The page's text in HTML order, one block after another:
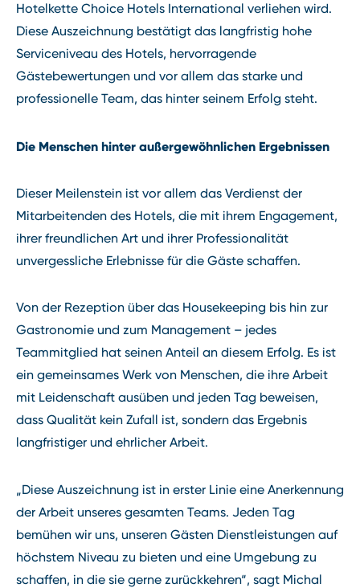
Hotelkette Choice Hotels International verliehen wird.
Diese Auszeichnung bestätigt das langfristig hohe
Serviceniveau des Hotels, hervorragende
Gästebewertungen und vor allem das starke und
professionelle Team, das hinter seinem Erfolg steht.
Die Menschen hinter außergewöhnlichen Ergebnissen
Dieser Meilenstein ist vor allem das Verdienst der
Mitarbeitenden des Hotels, die mit ihrem Engagement,
ihrer freundlichen Art und ihrer Professionalität
unvergessliche Erlebnisse für die Gäste schaffen.
Von der Rezeption über das Housekeeping bis hin zur
Gastronomie und zum Management – jedes
Teammitglied hat seinen Anteil an diesem Erfolg. Es ist
ein gemeinsames Werk von Menschen, die ihre Arbeit
mit Leidenschaft ausüben und jeden Tag beweisen,
dass Qualität kein Zufall ist, sondern das Ergebnis
langfristiger und ehrlicher Arbeit.
„Diese Auszeichnung ist in erster Linie eine Anerkennung
der Arbeit unseres gesamten Teams. Jeden Tag
bemühen wir uns, unseren Gästen Dienstleistungen auf
höchstem Niveau zu bieten und eine Umgebung zu
schaffen, in die sie gerne zurückkehren“, sagt Michal